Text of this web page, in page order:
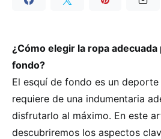
¿Cómo elegir la ropa adecuada
fondo?
El esquí de fondo es un
requiere de una indumentaria
disfrutarlo al máximo. En este
descubriremos los aspectos